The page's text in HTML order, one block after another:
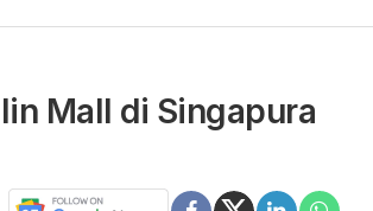
Mall di Singapura